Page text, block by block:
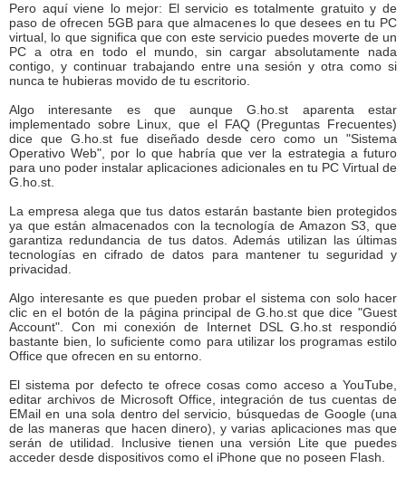
Pero aquí viene lo mejor: El servicio es totalmente gratuito y de
paso de ofrecen 5GB para que almacenes lo que desees en tu PC
virtual, lo que significa que con este servicio puedes moverte de un
PC a otra en todo el mundo, sin cargar absolutamente nada
contigo, y continuar trabajando entre una sesión y otra como si
nunca te hubieras movido de tu escritorio.
Algo interesante es que aunque G.ho.st aparenta estar
implementado sobre Linux, que el FAQ (Preguntas Frecuentes)
dice que G.ho.st fue diseñado desde cero como un "Sistema
Operativo Web", por lo que habría que ver la estrategia a futuro
para uno poder instalar aplicaciones adicionales en tu PC Virtual de
G.ho.st.
La empresa alega que tus datos estarán bastante bien protegidos
ya que están almacenados con la tecnología de Amazon S3, que
garantiza redundancia de tus datos. Además utilizan las últimas
tecnologías en cifrado de datos para mantener tu seguridad y
privacidad.
Algo interesante es que pueden probar el sistema con solo hacer
clic en el botón de la página principal de G.ho.st que dice "Guest
Account". Con mi conexión de Internet DSL G.ho.st respondió
bastante bien, lo suficiente como para utilizar los programas estilo
Office que ofrecen en su entorno.
El sistema por defecto te ofrece cosas como acceso a YouTube,
editar archivos de Microsoft Office, integración de tus cuentas de
EMail en una sola dentro del servicio, búsquedas de Google (una
de las maneras que hacen dinero), y varias aplicaciones mas que
serán de utilidad. Inclusive tienen una versión Lite que puedes
acceder desde dispositivos como el iPhone que no poseen Flash.